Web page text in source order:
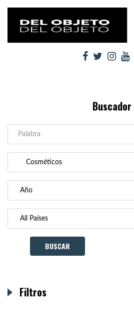
Buscador
Filtros